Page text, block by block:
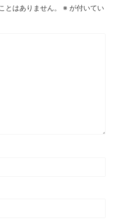
とはありません。 ※ が付いてい